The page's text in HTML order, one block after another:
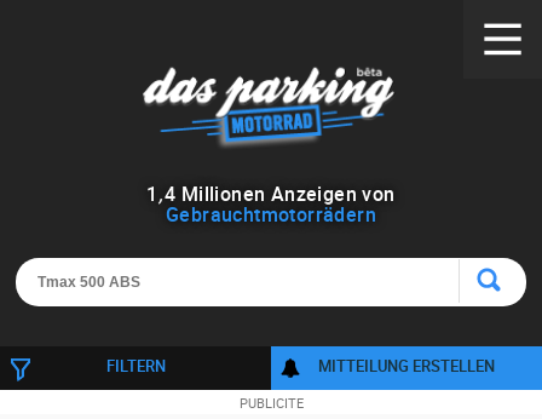
1 ,4 Millionen Anzeigen von
Gebrauchtmotorrädern
FILTERN MITTEILUNG ERSTELLEN